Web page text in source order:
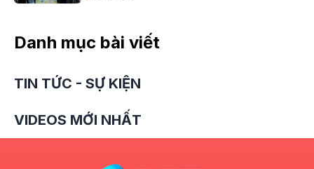
Danh mục bài viết
TIN TỨC - SỰ KIỆN
VIDEOS MỚI NHẤT